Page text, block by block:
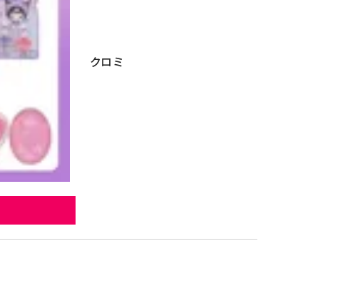
クロミ
クロミ